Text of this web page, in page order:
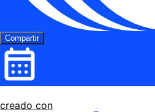
Compartir
creado con